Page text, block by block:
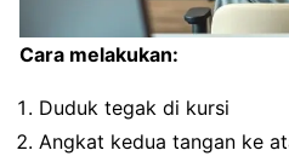
Cara melakukan:
Duduk tegak di kursi
Angkat kedua tangan ke